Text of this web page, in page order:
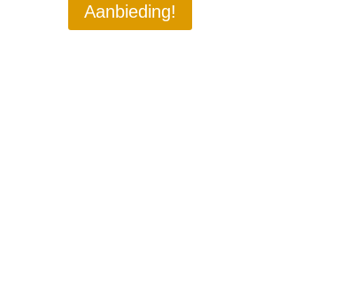
Aanbieding!